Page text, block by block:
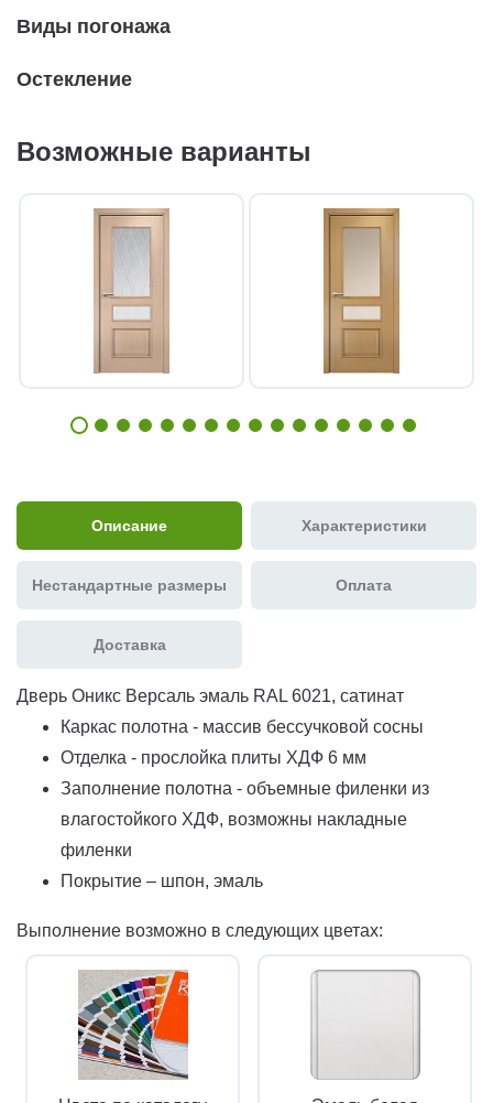
Виды погонажа
Остекление
Возможные варианты
Описание Характеристики
Нестандартные размеры Оплата
Доставка
Дверь Оникс Версаль эмаль RAL 6021, сатинат
Каркас полотна - массив бессучковой сосны
Отделка - прослойка плиты ХДФ 6 мм
Заполнение полотна - объемные филенки из
влагостойкого ХДФ, возможны накладные
филенки
Покрытие – шпон, эмаль
Выполнение возможно в следующих цветах: